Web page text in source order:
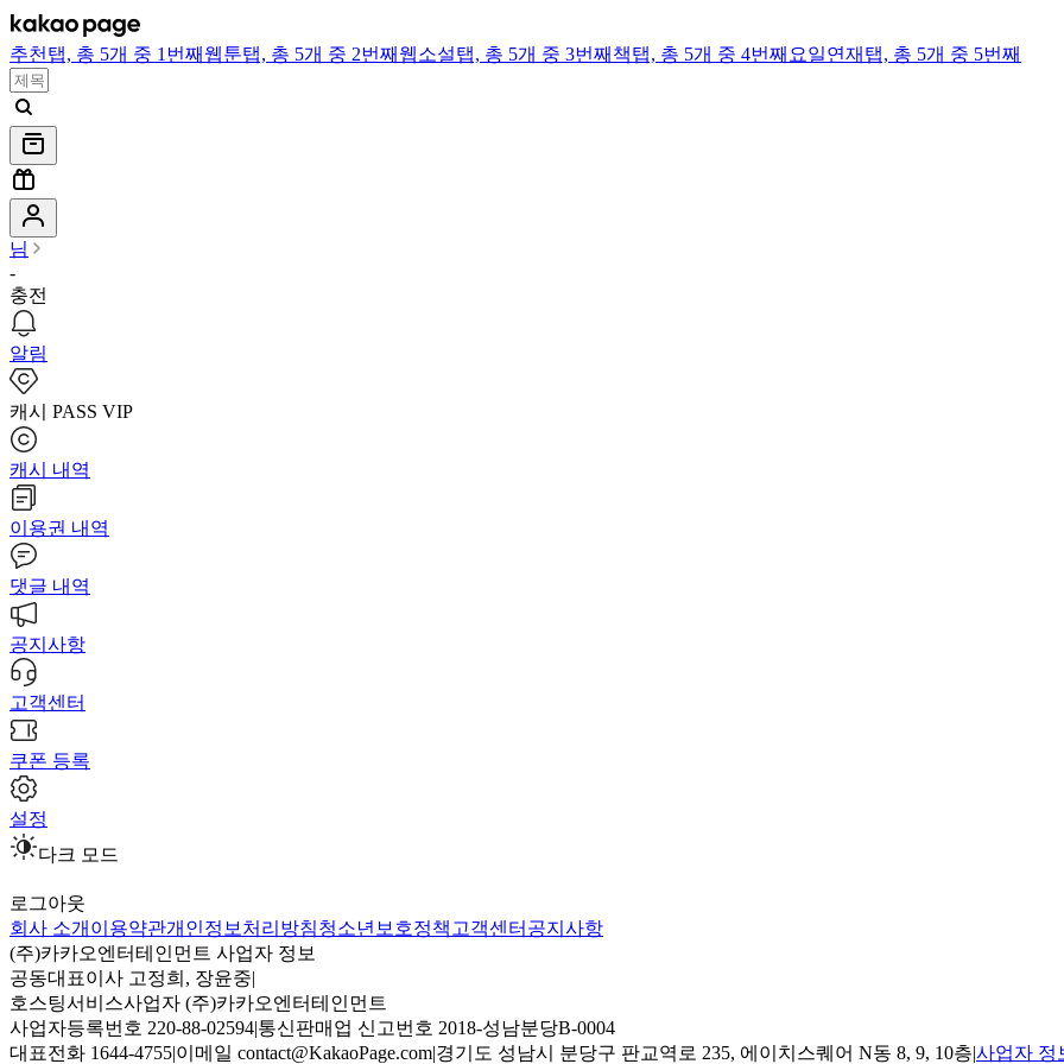
추천 탭, 총 5개 중 1번째 웹툰탭, 총 5개 중 2번째 웹소설탭, 총 5개 중 3번째 책탭, 총 5개 중 4번째 요일연재 탭, 총 5개 중 5번째
님
-
충전
알림
캐시 PASS VIP
캐시 내역
이용권 내역
댓글 내역
공지사항
고객센터
쿠폰 등록
설정
다크 모드
로그아웃
회사 소개 이용약관개인정보처리방침청소년보호정책 고객센터 공지사항
(주)카카오엔터테인먼트 사업자 정보
공동대표이사 고정희, 장윤중|
호스팅서비스사업자 (주)카카오엔터테인먼트
사업자등록번호 220-88-02594|통신판매업 신고번호 2018-성남분당B-0004
대표전화 1644-4755|이메일 contact@KakaoPage.com|경기도 성남시 분당구 판교역로 235, 에이치스퀘어 N동 8, 9, 10층|사업자 정